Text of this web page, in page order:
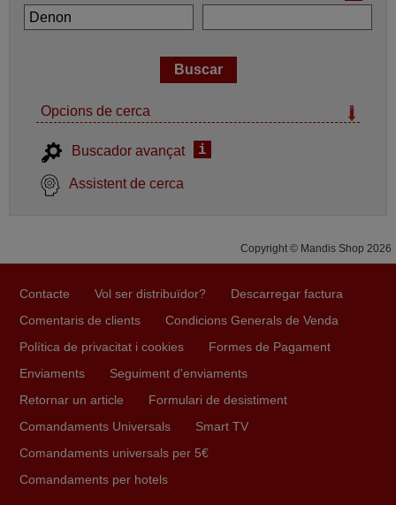
Opcions de cerca
Buscador avançat i
Assistent de cerca
Copyright © Mandis Shop 2026
Contacte Vol ser distribuïdor?
Descarregar factura
Comentaris de clients
Condicions Generals de Venda
Política de privacitat i cookies
Formes de Pagament
Enviaments
Seguiment d'enviaments
Retornar un article
Formulari de desistiment
Comandaments Universals
Smart TV
Comandaments universals per 5€
Comandaments per hotels